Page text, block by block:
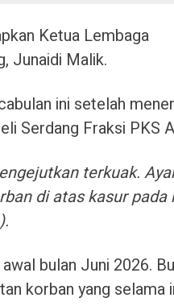
Ketua Lembaga
Junaidi Malik.
ini setelah
Serdang Fraksi PKS
terkuak.
di atas kasur
bulan Juni 2026.
korban yang selama